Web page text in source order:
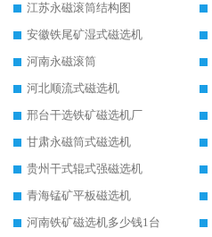
江苏永磁滚筒结构图
安徽铁尾矿湿式磁选机
河南永磁滚筒
河北顺流式磁选机
邢台干选铁矿磁选机厂
甘肃永磁筒式磁选机
贵州干式辊式强磁选机
青海锰矿平板磁选机
河南铁矿磁选机多少钱1台